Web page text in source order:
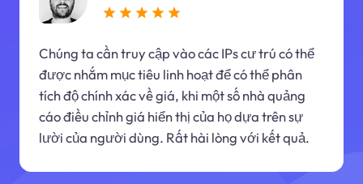
Chúng ta cần truy cập vào các IPs cư trú có thể
được nhắm mục tiêu linh hoạt để có thể phân
tích độ chính xác về giá, khi một số nhà quảng
cáo điều chỉnh giá hiển thị của họ dựa trên sự
lười của người dùng. Rất hài lòng với kết quả.